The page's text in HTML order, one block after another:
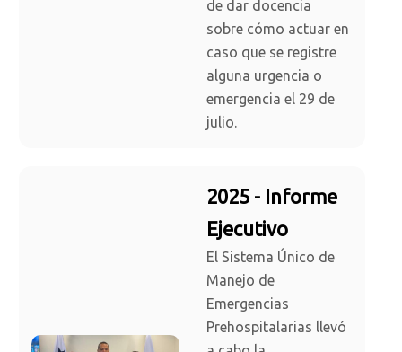
de dar docencia
sobre cómo actuar en
caso que se registre
alguna urgencia o
emergencia el 29 de
julio.
2025 - Informe
Ejecutivo
El Sistema Único de
Manejo de
Emergencias
Prehospitalarias llevó